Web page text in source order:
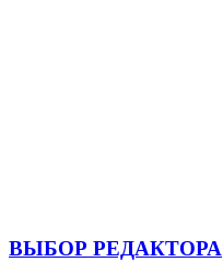
ВЫБОР РЕДАКТОРА